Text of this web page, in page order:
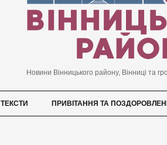
Новини Вінницького району, Вінниці та
ТЕКСТИ ПРИВІТАННЯ ТА